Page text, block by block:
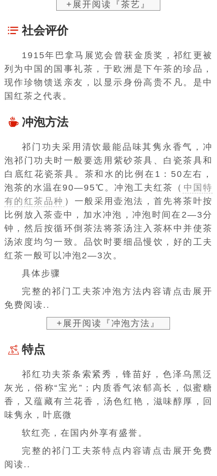
+展开阅读『茶艺』
社会评价
1915年 巴拿马 展览会曾获金质奖，祁红更被
列为中国的国事礼茶，于欧洲是下午茶的珍品，
现作珍物馈送亲友，以显示身份高贵不凡。是中
国红茶之代表。
冲泡方法
祁门功夫采用清饮最能品味其隽永香气，冲
泡祁门功夫时一般要选用 紫砂茶具 、 白瓷茶具和
白底红花瓷茶具。茶和水的比例在1：50左右，
泡茶的水温在90—95℃。冲泡工夫红茶（ 中国特
有的红茶品种 ）一般采用壶泡法，首先将茶叶按
比例放入茶壶中，加水冲泡，冲泡时间在2—3分
钟，然后按循环倒茶法将茶汤注入茶杯中并使茶
汤浓度均匀一致。品饮时要细品慢饮，好的工夫
红茶一般可以冲泡2—3次。
具体步骤
完整的祁门工夫茶冲泡方法内容请点击展开
免费阅读..
+展开阅读『冲泡方法』
特点
祁红功夫茶条索紧秀，锋苗好，色泽乌黑泛
灰光，俗称“宝光”；内质香气浓郁高长，似蜜糖
香，又蕴藏有兰花香，汤色红艳，滋味醇厚，回
味隽永，叶底微
软红亮，在国内外享有盛誉。
完整的祁门工夫茶特点内容请点击展开免费
阅读..